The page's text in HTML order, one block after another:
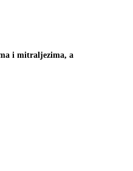
i mitraljezima, a